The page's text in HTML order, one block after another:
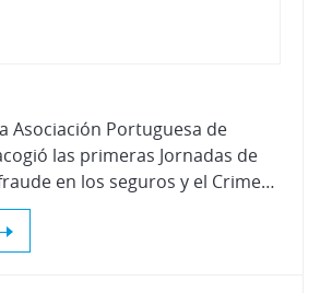
Asociación Portuguesa de
las primeras Jornadas de
lucha contra el fraude en los seguros y el Crimen organizado en el sector del automóvil, en las que participaron funcionarios de las fuerzas del orden público portugués y expertos del sector privado, entre ellos, el Área de Vehículos Sustraídos de Centro Zaragoza.